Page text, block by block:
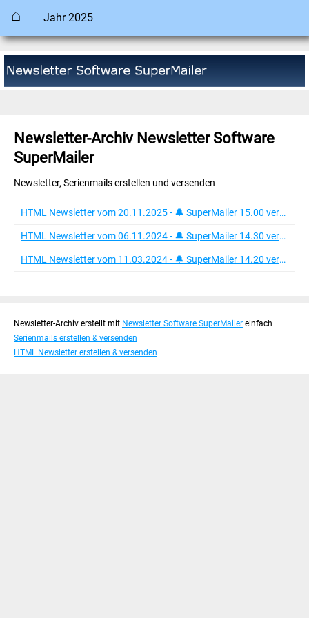
⌂ Jahr 2025
Newsletter-Archiv Newsletter Software
SuperMailer
Newsletter, Serienmails erstellen und versenden
HTML Newsletter vom 20.11.2025 - 🔔 SuperMailer 15.00 verfügbar
HTML Newsletter vom 06.11.2024 - 🔔 SuperMailer 14.30 verfügbar
HTML Newsletter vom 11.03.2024 - 🔔 SuperMailer 14.20 verfügbar
Newsletter-Archiv erstellt mit Newsletter Software SuperMailer einfach
Serienmails erstellen & versenden
HTML Newsletter erstellen & versenden